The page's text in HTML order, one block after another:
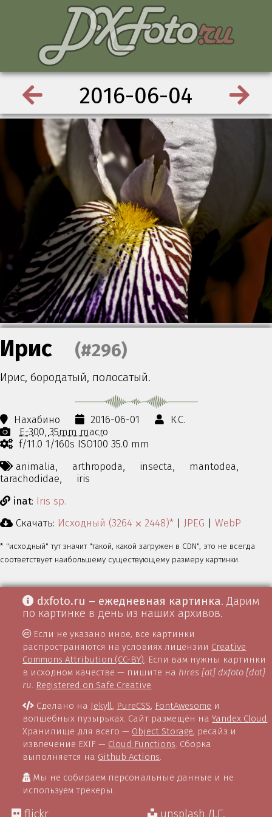
2016-06-04
Ирис (#296)
Ирис, бородатый, полосатый.
Нахабино 2016-06-01
К.С.
E-300 35mm macro
f/11.0 1/160s ISO100 35.0 mm
animalia,
arthropoda, insecta,
mantodea,
tarachodidae,
iris
inat: Iris sp.
Скачать: Исходный (3264 ⨉ 2448)* JPEG WebP
* "исходный" тут значит "такой, какой загружен в CDN", это не всегда
соответствует наибольшему существующему размеру картинки.
dxfoto.ru – ежедневная картинка. Дарим
по картинке в день из наших архивов.
Если не указано иное, все картинки
распространяются на условиях лицензии Creative
Commons Attribution (CC-BY). Если вам нужны картинки
в исходном качестве — пишите на hires [at] dxfoto [dot]
ru. Registered on Safe Creative
Сделано на Jekyll, PureCSS, FontAwesome и
волшебных пузырьках. Сайт размещён наYandex Cloud.
Хранилище для всего — Object Storage, ресайз и
извлечение EXIF — Cloud Functions. Сборка
выполняется на Github Actions.
Мы не собираем персональные данные и не
используем трекеры.
flickr unsplash Д.Г.